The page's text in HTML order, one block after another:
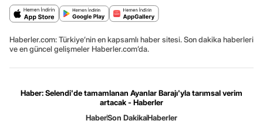
Haberler.com: Türkiye’nin en kapsamlı haber sitesi. Son dakika haberleri
ve en güncel gelişmeler Haberler.com’da.
Haber: Selendi'de tamamlanan Ayanlar Barajı'yla tarımsal verim
artacak - Haberler
HaberSon DakikaHaberler